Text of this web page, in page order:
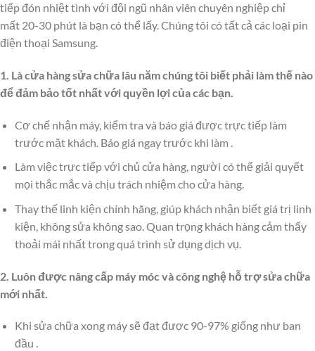
tiếp đón nhiệt tình với đội ngũ nhân viên chuyên nghiệp chỉ
mất 20-30 phút là bạn có thể lấy. Chúng tôi có tất cả các loại pin
điện thoại Samsung.
1. Là cửa hàng sửa chữa lâu năm chúng tôi biết phải làm thế nào
để đảm bảo tốt nhất với quyền lợi của các bạn.
Cơ chế nhận máy, kiểm tra và báo giá được trực tiếp làm
trước mặt khách. Báo giá ngay trước khi làm .
Làm việc trực tiếp với chủ cửa hàng, người có thể giải quyết
mọi thắc mắc và chịu trách nhiệm cho cửa hàng.
Thay thế linh kiện chính hãng, giúp khách nhận biết giá trị linh
kiện, không sửa không sao. Quan trọng khách hàng cảm thấy
thoải mái nhất trong quá trình sử dụng dịch vụ.
2. Luôn được nâng cấp máy móc và công nghệ hỗ trợ sửa chữa
mới nhất.
Khi sửa chữa xong máy sẽ đạt được 90-97% giống như ban
đầu .